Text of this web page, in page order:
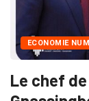
ECONOMIE
Le chef